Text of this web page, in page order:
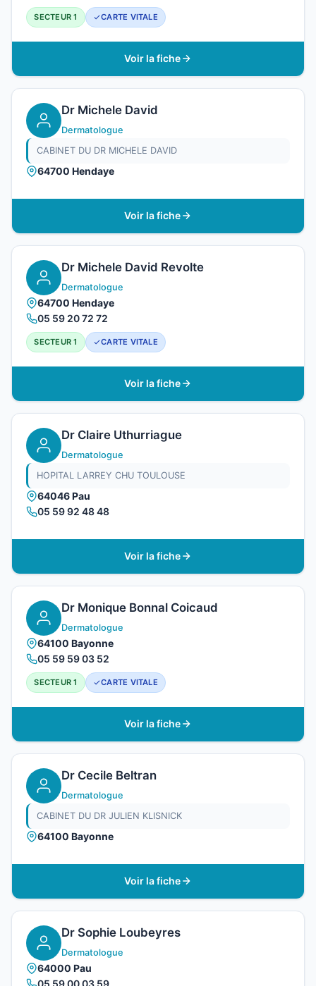
SECTEUR 1 CARTE VITALE
Voir la fiche
Dr Michele David
Dermatologue
CABINET DU DR MICHELE DAVID
64700 Hendaye
Voir la fiche
Dr Michele David Revolte
Dermatologue
64700 Hendaye
05 59 20 72 72
SECTEUR 1 CARTE VITALE
Voir la fiche
Dr Claire Uthurriague
Dermatologue
HOPITAL LARREY CHU TOULOUSE
64046 Pau
05 59 92 48 48
Voir la fiche
Dr Monique Bonnal Coicaud
Dermatologue
64100 Bayonne
05 59 59 03 52
SECTEUR 1 CARTE VITALE
Voir la fiche
Dr Cecile Beltran
Dermatologue
CABINET DU DR JULIEN KLISNICK
64100 Bayonne
Voir la fiche
Dr Sophie Loubeyres
Dermatologue
64000 Pau
05 59 00 03 59